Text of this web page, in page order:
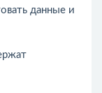
данные и